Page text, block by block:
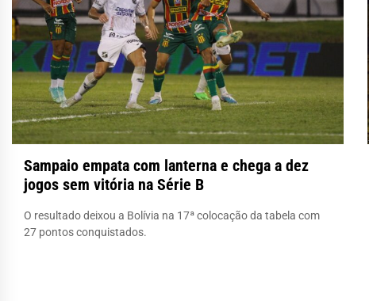
Sampaio empata com lanterna e chega a dez
jogos sem vitória na Série B
O resultado deixou a Bolívia na 17ª colocação da tabela com
27 pontos conquistados.